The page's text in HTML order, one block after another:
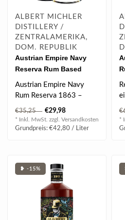
ALBERT MICHLER
DISTILLERY /
ZENTRALAMERIKA,
DOM. REPUBLIK
Austrian Empire Navy
Reserva Rum Based
Spirit 1863 0.7 l 40% vol
Austrian Empire Navy
Rum Reserva 1863 –
1863 ist auf das
Gründungsjahr bezoge..
€35,25 €29,98
* Inkl. MwSt. zzgl. Versandkosten
Grundpreis: €42,80 / Liter
*
❥ -15%